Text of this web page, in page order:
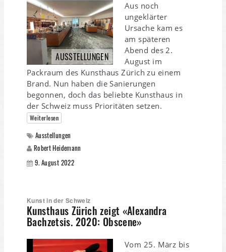
AUSSTELLUNGEN
Aus noch
ungeklärter
Ursache kam es
am späteren
Abend des 2.
August im
Packraum des Kunsthaus Zürich zu einem
Brand. Nun haben die Sanierungen
begonnen, doch das beliebte Kunsthaus in
der Schweiz muss Prioritäten setzen.
Weiterlesen
Ausstellungen
Robert Heidemann
9. August 2022
Kunst in der Schweiz
Kunsthaus Zürich zeigt «Alexandra
Bachzetsis. 2020: Obscene»
Vom 25. März bis